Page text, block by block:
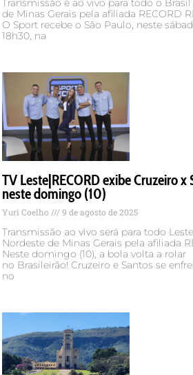
Transmissão é ao vivo para todo o Brasil
de Minas Gerais pela afiliada RECORD
O Sport recebe o São Paulo, neste
18h30, na
TV Leste|RECORD exibe Cruzeiro x
neste domingo (10)
Yuri Coelho 9 de agosto de 2025
Transmissão ao vivo será para todo
Nordeste de Minas Gerais pela afiliada
Neste domingo (10), a bola volta a rolar
no Brasileirão! Cruzeiro e Santos se
no